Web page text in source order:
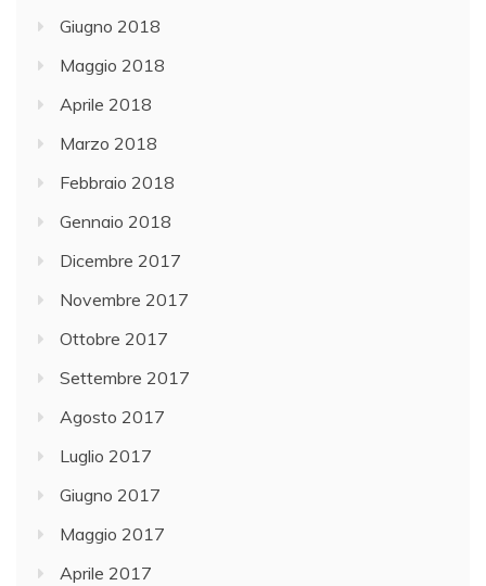
Giugno 2018
Maggio 2018
Aprile 2018
Marzo 2018
Febbraio 2018
Gennaio 2018
Dicembre 2017
Novembre 2017
Ottobre 2017
Settembre 2017
Agosto 2017
Luglio 2017
Giugno 2017
Maggio 2017
Aprile 2017